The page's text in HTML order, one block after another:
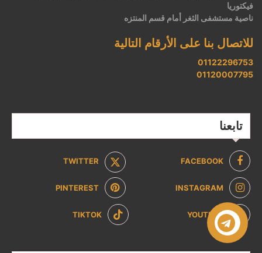
فيكتوريا
ناصية مستشفى الثغر أمام قسم المنتزه
للاتصال بنا على الأرقام التالية
01122296753
01120007795
تابعنا
FACEBOOK
TWITTER
INSTAGRAM
PINTEREST
YOUTUBE
TIKTOK